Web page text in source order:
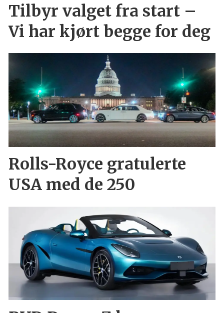
Tilbyr valget fra start –
Vi har kjørt begge for deg
Rolls-Royce gratulerte
USA med de 250